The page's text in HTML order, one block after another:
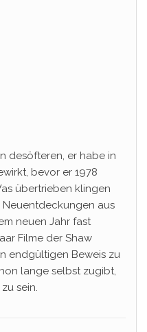
desöfteren, er habe in
bevor er 1978
übertrieben klingen
Neuentdeckungen aus
neuen Jahr fast
Filme der Shaw
endgültigen Beweis zu
lange selbst zugibt,
sein.